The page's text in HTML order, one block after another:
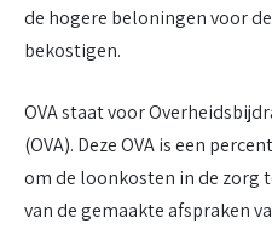
de hogere beloningen voor
bekostigen.
OVA staat voor
(OVA). Deze OVA is een
om de loonkosten in de zorg
van de gemaakte afspraken